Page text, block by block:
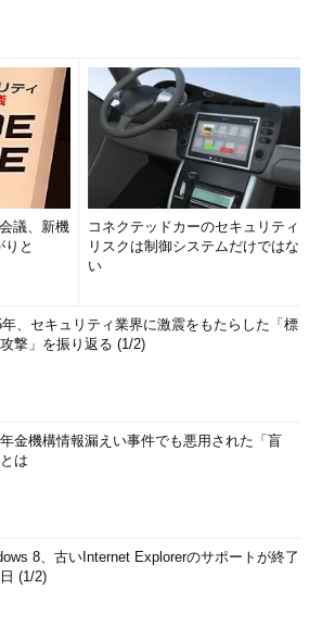
議、新機
と
コネクテッドカーのセキュリティ
リスクは制御システムだけではな
い
年、セキュリティ業界に激震をもたらした「標
撃」を振り返る (1/2)
年金機構情報漏えい事件でも悪用された「盲
は
8、古いInternet Explorerのサポートが終了
(1/2)